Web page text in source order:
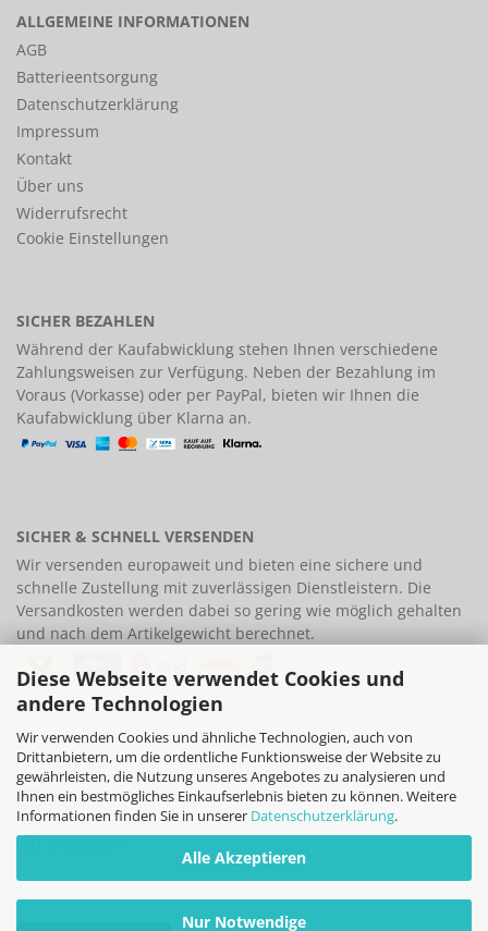
Diese Webseite verwendet Cookies und
andere Technologien
Wir verwenden Cookies und ähnliche Technologien, auch von
Drittanbietern, um die ordentliche Funktionsweise der Website zu
gewährleisten, die Nutzung unseres Angebotes zu analysieren und
Ihnen ein bestmögliches Einkaufserlebnis bieten zu können. Weitere
Informationen finden Sie in unserer Datenschutzerklärung.
Alle Akzeptieren
Nur Notwendige
ALLGEMEINE INFORMATIONEN
AGB
Batterieentsorgung
Datenschutzerklärung
Impressum
Kontakt
Über uns
Widerrufsrecht
Cookie Einstellungen
SICHER BEZAHLEN
Während der Kaufabwicklung stehen Ihnen verschiedene
Zahlungsweisen zur Verfügung. Neben der Bezahlung im
Voraus (Vorkasse) oder per PayPal, bieten wir Ihnen die
Kaufabwicklung über Klarna an.
SICHER & SCHNELL VERSENDEN
Wir versenden europaweit und bieten eine sichere und
schnelle Zustellung mit zuverlässigen Dienstleistern. Die
Versandkosten werden dabei so gering wie möglich gehalten
und nach dem Artikelgewicht berechnet.
FOLLOW US
Facebook